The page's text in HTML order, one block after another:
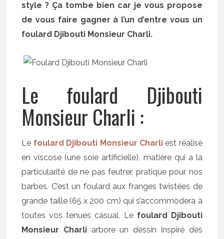
style ? Ça tombe bien car je vous propose
de vous faire gagner à l’un d’entre vous un
foulard Djibouti Monsieur Charli.
Le foulard Djibouti
Monsieur Charli :
Le foulard Djibouti Monsieur Charliest réalisé
en viscose (une soie artificielle), matière qui a la
particularité de ne pas feutrer, pratique pour nos
barbes. C’est un foulard aux franges twistées de
grande taille (65 x 200 cm) qui s’accommodera à
toutes vos tenues casual. Le foulard Djibouti
Monsieur Charli arbore un dessin inspiré des